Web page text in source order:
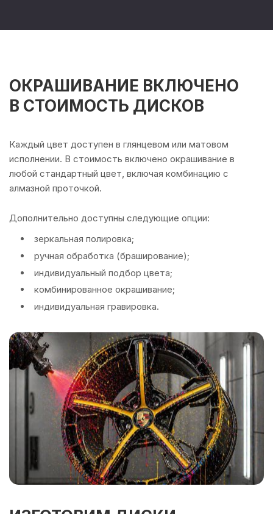
ОКРАШИВАНИЕ ВКЛЮЧЕНО
В СТОИМОСТЬ ДИСКОВ
Каждый цвет доступен в глянцевом или матовом
исполнении. В стоимость включено окрашивание в
любой стандартный цвет, включая комбинацию с
алмазной проточкой.
Дополнительно доступны следующие опции:
зеркальная полировка;
ручная обработка (браширование);
индивидуальный подбор цвета;
комбинированное окрашивание;
индивидуальная гравировка.